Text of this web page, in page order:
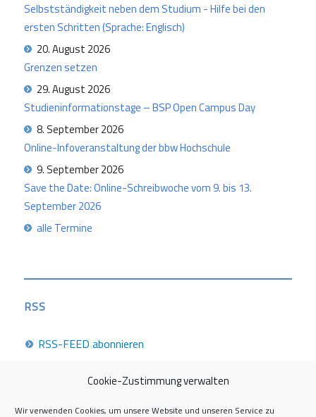
Cookie-Zustimmung verwalten
Wir verwenden Cookies, um unsere Website und unseren Service zu
Selbstständigkeit neben dem Studium - Hilfe bei den
ersten Schritten (Sprache: Englisch)
20. August 2026
Grenzen setzen
29. August 2026
Studieninformationstage – BSP Open Campus Day
8. September 2026
Online-Infoveranstaltung der bbw Hochschule
9. September 2026
Save the Date: Online-Schreibwoche vom 9. bis 13.
September 2026
alle Termine
RSS
RSS-FEED abonnieren
Career Week 2026